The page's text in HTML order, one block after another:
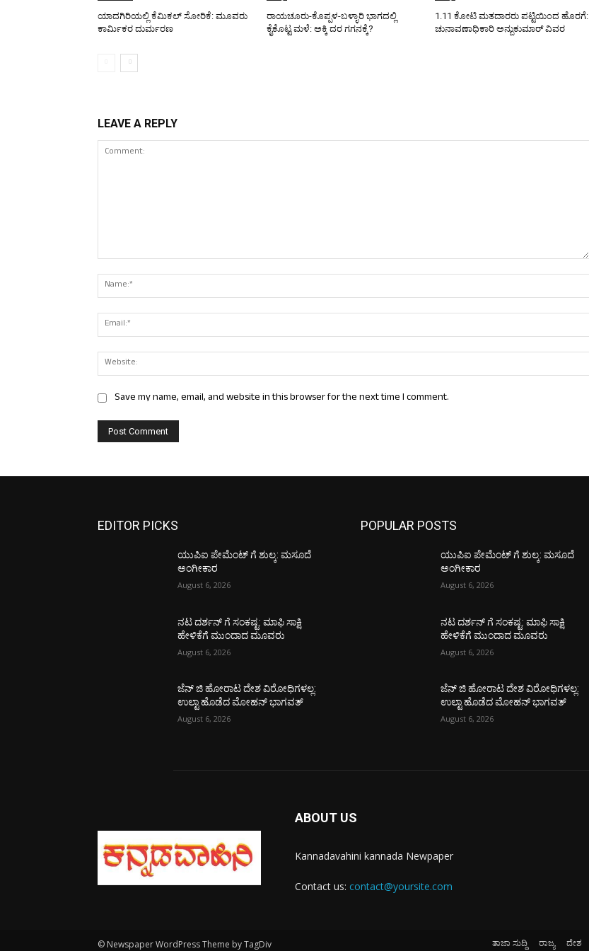
ಯಾದಗಿರಿಯಲ್ಲಿ ಕೆಮಿಕಲ್ ಸೋರಿಕೆ: ಮೂವರು
ಕಾರ್ಮಿಕರ ದುರ್ಮರಣ
ರಾಯಚೂರು-ಕೊಪ್ಪಳ-ಬಳ್ಳಾರಿ ಭಾಗದಲ್ಲಿ
ಕೈಕೊಟ್ಟ ಮಳೆ: ಅಕ್ಕಿ ದರ ಗಗನಕ್ಕೆ?
1.11 ಕೋಟಿ ಮತದಾರರು ಪಟ್ಟಿಯಿಂದ ಹೊರಗೆ:
ಚುನಾವಣಾಧಿಕಾರಿ ಅನ್ಬುಕುಮಾರ್ ವಿವರ
LEAVE A REPLY
Save my name, email, and website in this browser for the next time I comment.
EDITOR PICKS
ಯುಪಿಐ ಪೇಮೆಂಟ್ ಗೆ ಶುಲ್ಕ: ಮಸೂದೆ
ಅಂಗೀಕಾರ
August 6, 2026
ನಟ ದರ್ಶನ್ ಗೆ ಸಂಕಷ್ಟ: ಮಾಫಿ ಸಾಕ್ಷಿ
ಹೇಳಿಕೆಗೆ ಮುಂದಾದ ಮೂವರು
August 6, 2026
ಜೆನ್ ಜಿ ಹೋರಾಟ ದೇಶ ವಿರೋಧಿಗಳಲ್ಲ:
ಉಲ್ಟಾ ಹೊಡೆದ ಮೋಹನ್ ಭಾಗವತ್
August 6, 2026
POPULAR POSTS
ಯುಪಿಐ ಪೇಮೆಂಟ್ ಗೆ ಶುಲ್ಕ: ಮಸೂದೆ
ಅಂಗೀಕಾರ
August 6, 2026
ನಟ ದರ್ಶನ್ ಗೆ ಸಂಕಷ್ಟ: ಮಾಫಿ ಸಾಕ್ಷಿ
ಹೇಳಿಕೆಗೆ ಮುಂದಾದ ಮೂವರು
August 6, 2026
ಜೆನ್ ಜಿ ಹೋರಾಟ ದೇಶ ವಿರೋಧಿಗಳಲ್ಲ:
ಉಲ್ಟಾ ಹೊಡೆದ ಮೋಹನ್ ಭಾಗವತ್
August 6, 2026
ABOUT US
Kannadavahini kannada Newpaper
Contact us: contact@yoursite.com
© Newspaper WordPress Theme by TagDiv ತಾಜಾ ಸುದ್ದಿ ರಾಜ್ಯ ದೇಶ